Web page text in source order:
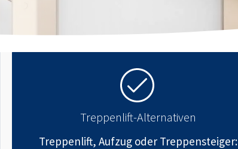
Treppenlift-Alternativen
Treppenlift, Aufzug oder Treppensteiger: